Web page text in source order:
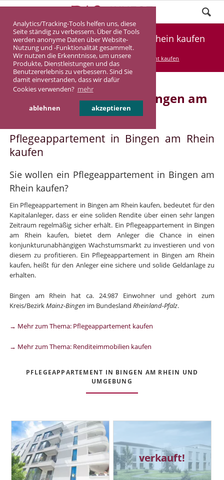
Analytics/Tracking-Tools helfen uns, diese
Seite ständig zu verbessern. Über die Tools
werden anonyme Daten über Website-
Nutzung und -Funktionalität gesammelt.
Wir nutzen die Erkenntnisse, um unsere
Produkte, Dienstleistungen und das
Benutzererlebnis zu verbessern. Sind Sie
damit einverstanden, dass wir dafür
Cookies verwenden? mehr
ablehnen akzeptieren
Pflegeappartement Bingen am Rhein kaufen
DASINVEST Service Pflegeappartement kaufen
Pflegeappartement in Bingen am
Rhein
Pflegeappartement in Bingen am Rhein
kaufen
Sie wollen ein Pflegeappartement in Bingen am
Rhein kaufen?
Ein Pflegeappartement in Bingen am Rhein kaufen, bedeutet für den
Kapitalanleger, dass er eine soliden Rendite über einen sehr langen
Zeitraum regelmäßig sicher erhält. Ein Pflegeappartement in Bingen
am Rhein kaufen, bietet dem Anleger die Chance in einen
konjunkturunabhängigen Wachstumsmarkt zu investieren und von
diesem zu profitieren. Ein Pflegeappartement in Bingen am Rhein
kaufen, heißt für den Anleger eine sichere und solide Geldanlage zu
erhalten.
Bingen am Rhein hat ca. 24.987 Einwohner und gehört zum
Kreis/BezirkMainz-Bingen im Bundesland Rheinland-Pfalz.
→ Mehr zum Thema: Pflegeappartement kaufen
→ Mehr zum Thema: Renditeimmobilien kaufen
PFLEGEAPPARTEMENT IN BINGEN AM RHEIN UND
UMGEBUNG
verkauft!